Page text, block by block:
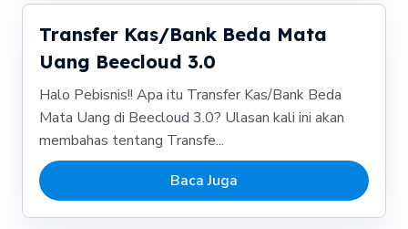
Transfer Kas/Bank Beda Mata
Uang Beecloud 3.0
Halo Pebisnis!! Apa itu Transfer Kas/Bank Beda
Mata Uang di Beecloud 3.0? Ulasan kali ini akan
membahas tentang Transfe...
Baca Juga